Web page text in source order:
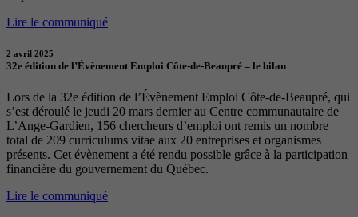
Lire le communiqué
2 avril 2025
32e édition de l’Évènement Emploi Côte-de-Beaupré – le bilan
Lors de la 32e édition de l’Évènement Emploi Côte-de-Beaupré, qui
s’est déroulé le jeudi 20 mars dernier au Centre communautaire de
L’Ange-Gardien, 156 chercheurs d’emploi ont remis un nombre
total de 209 curriculums vitae aux 20 entreprises et organismes
présents. Cet évènement a été rendu possible grâce à la participation
financière du gouvernement du Québec.
Lire le communiqué